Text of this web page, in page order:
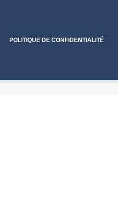
POLITIQUE DE CONFIDENTIALITÉ